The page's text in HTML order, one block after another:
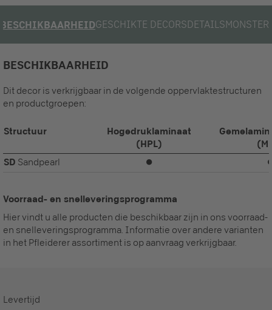
BESCHIKBAARHEIDGESCHIKTE DECORSDETAILS
BESCHIKBAARHEID
Dit decor is verkrijgbaar in de volgende oppervlaktestructuren
en productgroepen:
Structuur
Hogedruklaminaat
(HPL)
SD Sandpearl ⏺
Voorraad- en snelleveringsprogramma
Hier vindt u alle producten die beschikbaar zijn in ons voorraad-
en snelleveringsprogramma. Informatie over andere varianten
in het Pfleiderer assortiment is op aanvraag verkrijgbaar.
Levertijd